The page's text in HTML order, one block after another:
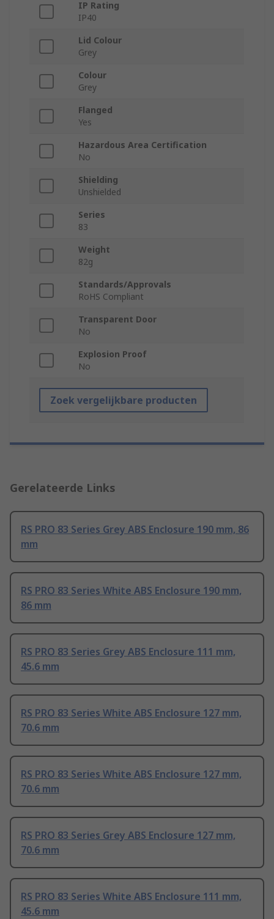
IP Rating
IP40
Lid Colour
Grey
Colour
Grey
Flanged
Yes
Hazardous Area Certification
No
Shielding
Unshielded
Series
83
Weight
82g
Standards/Approvals
RoHS Compliant
Transparent Door
No
Explosion Proof
No
Zoek vergelijkbare producten
Gerelateerde Links
RS PRO 83 Series Grey ABS Enclosure 190 mm, 86
mm
RS PRO 83 Series White ABS Enclosure 190 mm,
86 mm
RS PRO 83 Series Grey ABS Enclosure 111 mm,
45.6 mm
RS PRO 83 Series White ABS Enclosure 127 mm,
70.6 mm
RS PRO 83 Series White ABS Enclosure 127 mm,
70.6 mm
RS PRO 83 Series Grey ABS Enclosure 127 mm,
70.6 mm
RS PRO 83 Series White ABS Enclosure 111 mm,
45.6 mm